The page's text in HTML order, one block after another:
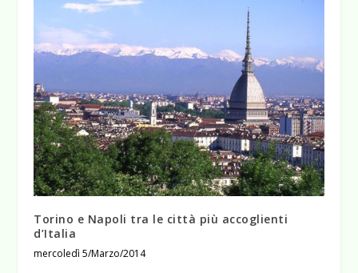
Torino e Napoli tra le città più accoglienti
d’Italia
mercoledì 5/Marzo/2014